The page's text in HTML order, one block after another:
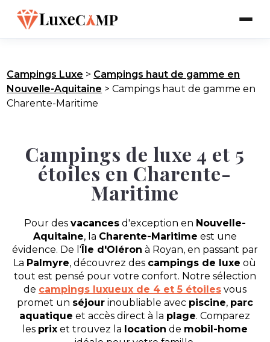
Campings Luxe > Campings haut de gamme en
Nouvelle-Aquitaine >Campings haut de gamme en
Charente-Maritime
Campings de luxe 4 et 5
étoiles en Charente-
Maritime
Pour des vacancesd'exception en Nouvelle-
Aquitaine, la Charente-Maritime est une
évidence. De l'Île d'Oléron à Royan, en passant par
La Palmyre, découvrez des campings de luxe où
tout est pensé pour votre confort. Notre sélection
de campings luxueux de 4 et 5 étoilesvous
promet un séjourinoubliable avec piscine, parc
aquatique et accès direct à la plage. Comparez
les prixet trouvez la location de mobil-home